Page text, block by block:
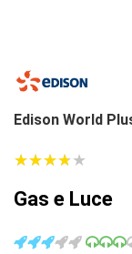
Edison World
★★★★★
★★★★★
Gas e Luce